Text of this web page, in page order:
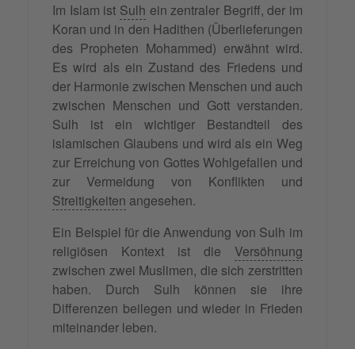
Im Islam ist Sulh ein zentraler Begriff, der im
Koran und in den Hadithen (Überlieferungen
des Propheten Mohammed) erwähnt wird.
Es wird als ein Zustand des Friedens und
der Harmonie zwischen Menschen und auch
zwischen Menschen und Gott verstanden.
Sulh ist ein wichtiger Bestandteil des
islamischen Glaubens und wird als ein Weg
zur Erreichung von Gottes Wohlgefallen und
zur Vermeidung von Konflikten und
Streitigkeiten angesehen.
Ein Beispiel für die Anwendung von Sulh im
religiösen Kontext ist die Versöhnung
zwischen zwei Muslimen, die sich zerstritten
haben. Durch Sulh können sie ihre
Differenzen beilegen und wieder in Frieden
miteinander leben.